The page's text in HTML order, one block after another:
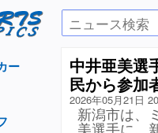
ー
中井亜美選
民から参加
2026年05月21日
新潟市は、
美選手に、